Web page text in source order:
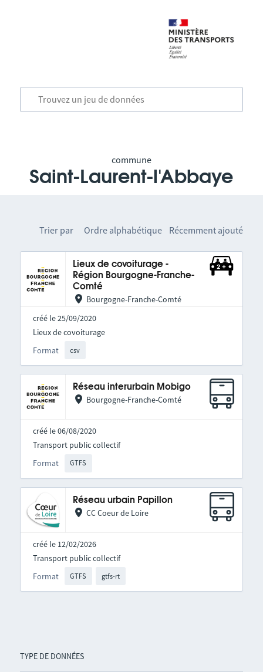
commune
Saint-Laurent-l'Abbaye
TYPE DE DONNÉES
Trier par Ordre alphabétique Récemment ajouté
Lieux de covoiturage -
Région Bourgogne-Franche-
Comté
Bourgogne-Franche-Comté
créé le 25/09/2020
Format csv
Lieux de covoiturage
Réseau interurbain Mobigo
Bourgogne-Franche-Comté
créé le 06/08/2020
Format GTFS
Transport public collectif
Réseau urbain Papillon
CC Coeur de Loire
créé le 12/02/2026
Format GTFS gtfs-rt
Transport public collectif